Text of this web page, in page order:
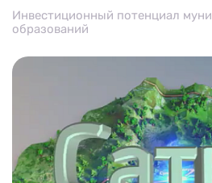
Инвестиционный потенциал
образований